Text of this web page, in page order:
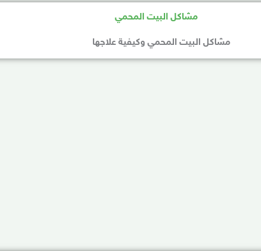
مشاكل البيت المحمي وكيفية علاجها